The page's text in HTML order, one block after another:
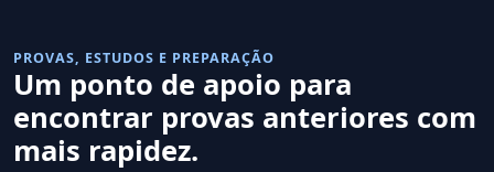
PROVAS, ESTUDOS E PREPARAÇÃO
Um ponto de apoio para
encontrar provas anteriores com
mais rapidez.